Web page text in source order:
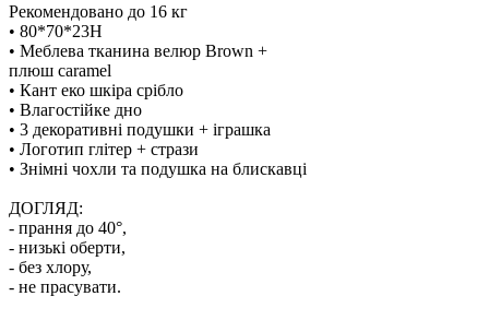
Рекомендовано до 16 кг
• 80*70*23H
• Меблева тканина велюр Brown +
плюш caramel
• Кант еко шкіра срібло
• Влагостійке дно
• 3 декоративні подушки + іграшкa
• Логотип глітер + стрази
• Знімні чохли та подушка на блискавці
ДОГЛЯД:
- прання до 40°,
- низькі обeрти,
- без хлору,
- не прасувати.